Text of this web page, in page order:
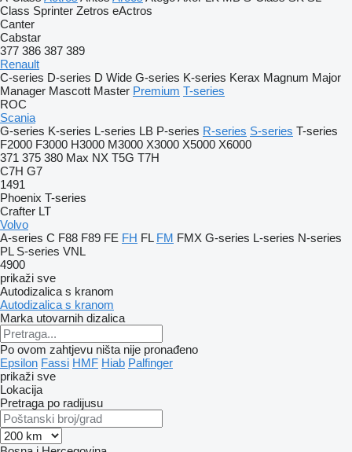
Class Sprinter Zetros eActros
Canter
Cabstar
377 386 387 389
Renault
C-series D-series D Wide G-series K-series Kerax Magnum Major
Manager Mascott Master Premium T-series
ROC
Scania
G-series K-series L-series LB P-series R-series S-series T-series
F2000 F3000 H3000 M3000 X3000 X5000 X6000
371 375 380 Max NX T5G T7H
C7H G7
1491
Phoenix T-series
Crafter LT
Volvo
A-series C F88 F89 FE FH FL FM FMX G-series L-series N-series
PL S-series VNL
4900
prikaži sve
Autodizalica s kranom
Autodizalica s kranom
Marka utovarnih dizalica
Po ovom zahtjevu ništa nije pronađeno
Epsilon Fassi HMF Hiab Palfinger
prikaži sve
Lokacija
Pretraga po radijusu